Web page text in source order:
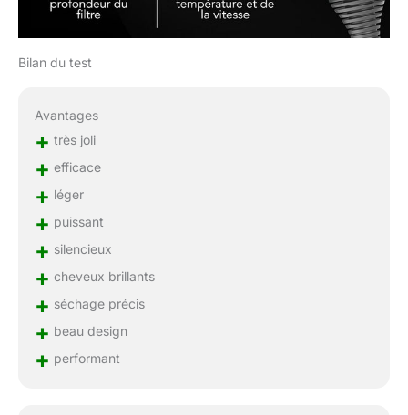
Bilan du test
Avantages
+ très joli
+ efficace
+ léger
+ puissant
+ silencieux
+ cheveux brillants
+ séchage précis
+ beau design
+ performant